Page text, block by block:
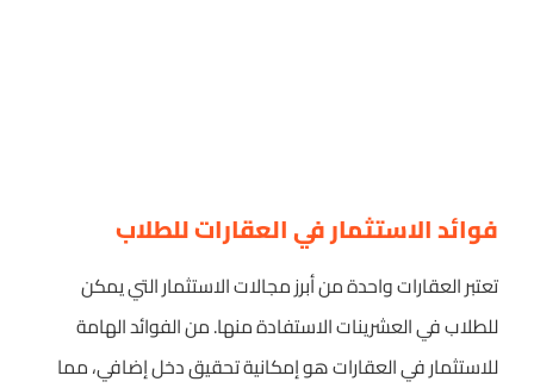
فوائد الاستثمار في العقارات للطلاب
تعتبر العقارات واحدة من أبرز مجالات الاستثمار التي يمكن
للطلاب في العشرينات الاستفادة منها. من الفوائد الهامة
للاستثمار في العقارات هو إمكانية تحقيق دخل إضافي، مما